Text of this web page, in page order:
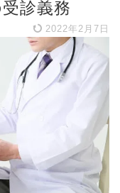
診義務
2022年2月7日